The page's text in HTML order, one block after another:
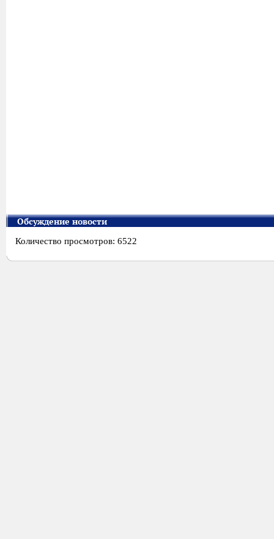
Обсуждение новости
Количество просмотров: 6522